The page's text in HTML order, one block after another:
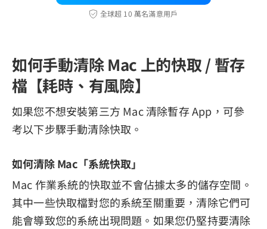
全球超 10 萬名滿意用戶
如何手動清除 Mac 上的快取 / 暫存
檔【耗時、有風險】
如果您不想安裝第三方 Mac 清除暫存 App，可參
考以下步驟手動清除快取。
如何清除 Mac「系統快取」
Mac 作業系統的快取並不會佔據太多的儲存空間。
其中一些快取檔對您的系統至關重要，清除它們可
能會導致您的系統出現問題。如果您仍堅持要清除